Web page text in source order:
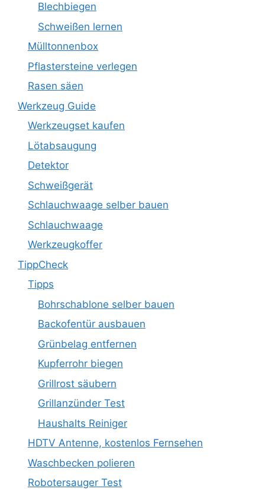
Blechbiegen
Schweißen lernen
Mülltonnenbox
Pflastersteine verlegen
Rasen säen
Werkzeug Guide
Werkzeugset kaufen
Lötabsaugung
Detektor
Schweißgerät
Schlauchwaage selber bauen
Schlauchwaage
Werkzeugkoffer
TippCheck
Tipps
Bohrschablone selber bauen
Backofentür ausbauen
Grünbelag entfernen
Kupferrohr biegen
Grillrost säubern
Grillanzünder Test
Haushalts Reiniger
HDTV Antenne, kostenlos Fernsehen
Waschbecken polieren
Robotersauger Test